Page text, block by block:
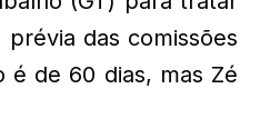
das comissões
é de 60 dias, mas Zé